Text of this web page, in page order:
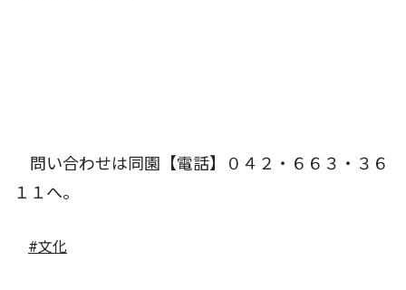
問い合わせは同園【電話】０４２・６６３・３６
１１へ。
#文化